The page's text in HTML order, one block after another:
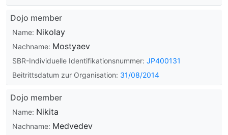
Dojo member
Name: Nikolay
Nachname: Mostyaev
SBR-Individuelle Identifikationsnummer: JP400131
Beitrittsdatum zur Organisation: 31/08/2014
Dojo member
Name: Nikita
Nachname: Medvedev